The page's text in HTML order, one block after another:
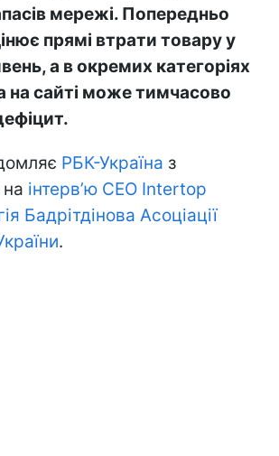
мережі. Попередньо
прямі втрати товару у
а в окремих категоріях
на сайті може тимчасово
РБК-Україна з
інтерв’ю CEO Intertop
Бадрітдінова Асоціації
.